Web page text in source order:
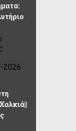
2026